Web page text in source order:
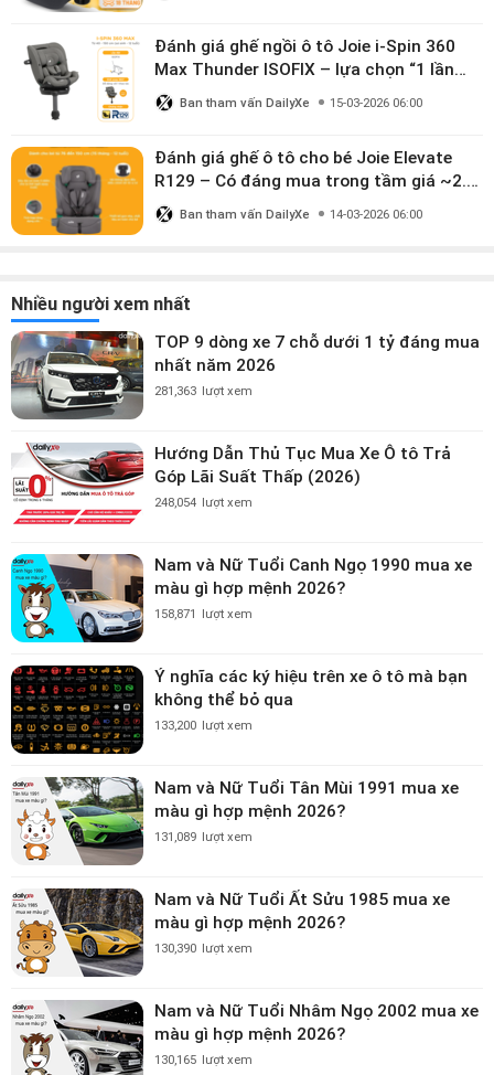
Đánh giá ghế ngồi ô tô Joie i-Spin 360
Max Thunder ISOFIX – lựa chọn “1 lần
dùng đến 12 năm” có đáng giá gần 9
triệu?
Ban tham vấn DailyXe 15-03-2026 06:00
Đánh giá ghế ô tô cho bé Joie Elevate
R129 – Có đáng mua trong tầm giá ~2.8
triệu?
Ban tham vấn DailyXe 14-03-2026 06:00
Nhiều người xem nhất
TOP 9 dòng xe 7 chỗ dưới 1 tỷ đáng mua
nhất năm 2026
281,363 lượt xem
Hướng Dẫn Thủ Tục Mua Xe Ô tô Trả
Góp Lãi Suất Thấp (2026)
248,054 lượt xem
Nam và Nữ Tuổi Canh Ngọ 1990 mua xe
màu gì hợp mệnh 2026?
158,871 lượt xem
Ý nghĩa các ký hiệu trên xe ô tô mà bạn
không thể bỏ qua
133,200 lượt xem
Nam và Nữ Tuổi Tân Mùi 1991 mua xe
màu gì hợp mệnh 2026?
131,089 lượt xem
Nam và Nữ Tuổi Ất Sửu 1985 mua xe
màu gì hợp mệnh 2026?
130,390 lượt xem
Nam và Nữ Tuổi Nhâm Ngọ 2002 mua xe
màu gì hợp mệnh 2026?
130,165 lượt xem